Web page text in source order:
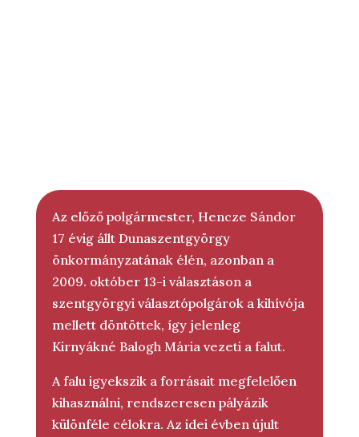
Az előző polgármester, Hencze Sándor
17 évig állt Dunaszentgyörgy
önkormányzatának élén, azonban a
2009. október 13-i választáson a
szentgyörgyi választópolgárok a kihívója
mellett döntöttek, így jelenleg
Kirnyákné Balogh Mária vezeti a falut.
A falu igyekszik a forrásait megfelelően
kihasználni, rendszeresen pályázik
különféle célokra. Az idei évben újult